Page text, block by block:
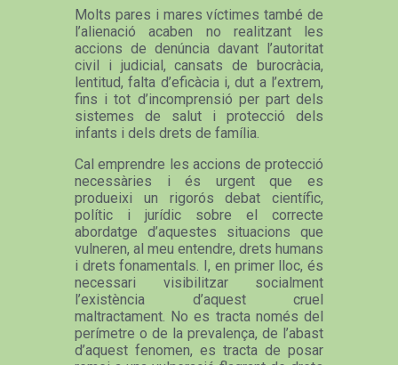
Molts pares i mares víctimes també de
l’alienació acaben no realitzant les
accions de denúncia davant l’autoritat
civil i judicial, cansats de burocràcia,
lentitud, falta d’eficàcia i, dut a l’extrem,
fins i tot d’incomprensió per part dels
sistemes de salut i protecció dels
infants i dels drets de família.
Cal emprendre les accions de protecció
necessàries i és urgent que es
produeixi un rigorós debat científic,
polític i jurídic sobre el correcte
abordatge d’aquestes situacions que
vulneren, al meu entendre, drets humans
i drets fonamentals. I, en primer lloc, és
necessari visibilitzar socialment
l’existència d’aquest cruel
maltractament. No es tracta només del
perímetre o de la prevalença, de l’abast
d’aquest fenomen, es tracta de posar